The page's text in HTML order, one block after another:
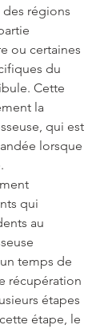
des régions
ou certaines
du
Cette
la
qui est
lorsque
qui
au
temps de
récupération
étapes
étape, le